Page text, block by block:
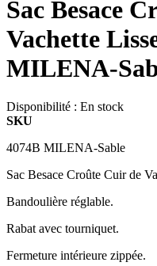
Sac Besace
Vachette
MILENA-
Disponibilité : En stock
SKU
4074B MILENA-Sable
Sac Besace Croûte Cuir de
Bandoulière réglable.
Rabat avec tourniquet.
Fermeture intérieure zippée.